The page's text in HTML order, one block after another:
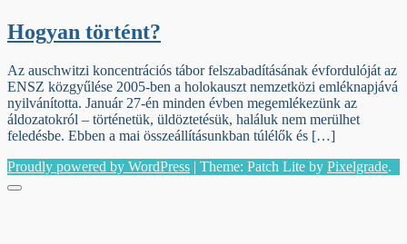
Hogyan történt?
Az auschwitzi koncentrációs tábor felszabadításának évfordulóját az
ENSZ közgyűlése 2005-ben a holokauszt nemzetközi emléknapjává
nyilvánította. Január 27-én minden évben megemlékezünk az
áldozatokról – történetük, üldöztetésük, haláluk nem merülhet
feledésbe. Ebben a mai összeállításunkban túlélők és […]
Proudly powered by WordPress | Theme: Patch Lite by Pixelgrade.
Menu